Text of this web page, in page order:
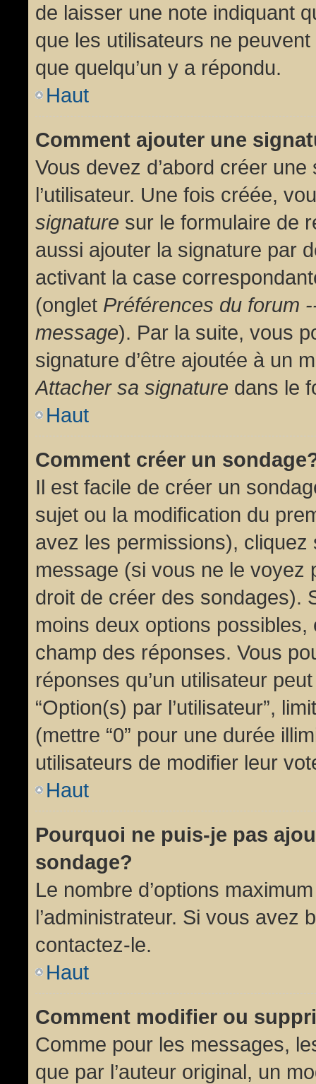
de laisser une note indiquant
que les utilisateurs ne
que quelqu’un y a répondu.
Haut
Comment ajouter une
Vous devez d’abord créer
l’utilisateur. Une fois créée,
signature sur le formulaire de
aussi ajouter la signature par
activant la case
(onglet Préférences du forum
message). Par la suite, vous
signature d’être ajoutée à un
Attacher sa signature dans le
Haut
Comment créer un
Il est facile de créer un
sujet ou la modification du
avez les permissions), cliquez
message (si vous ne le voyez
droit de créer des sondages).
moins deux options
champ des réponses. Vous
réponses qu’un utilisateur
“Option(s) par l’utilisateur”,
(mettre “0” pour une durée
utilisateurs de modifier leur
Haut
Pourquoi ne puis-je pas
sondage?
Le nombre d’options
l’administrateur. Si vous avez
contactez-le.
Haut
Comment modifier ou
Comme pour les messages,
que par l’auteur original, un